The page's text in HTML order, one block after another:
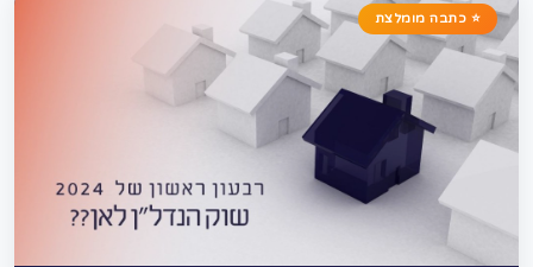
⭐ כתבה מומלצת